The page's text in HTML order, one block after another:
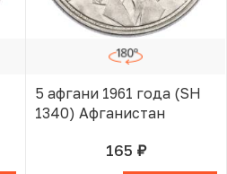
5 афгани 1961 года (SH
1340) Афганистан
165 руб.В КОРЗИНЕ